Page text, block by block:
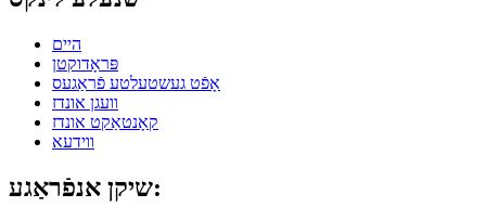
היים
פּראָדוקטן
אָפֿט געשטעלטע פֿראַגעס
וועגן אונדז
קאָנטאַקט אונדז
ווידעא
שיקן אנפֿראַגע: